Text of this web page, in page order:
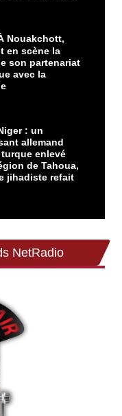
Nouakchott,
en scène la
son partenariat
avec la
: un
allemand
turque enlevé
de Tahoua,
jihadiste refait
NetRadio